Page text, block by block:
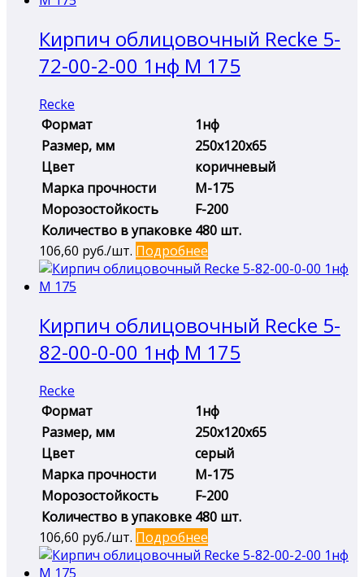
Кирпич облицовочный Recke 5-
72-00-2-00 1нф М 175
Recke
Формат
1нф
Размер, мм
250х120х65
Цвет
коричневый
Марка прочности
М-175
Морозостойкость
F-200
Количество в упаковке 480 шт.
106,60 руб./шт. Подробнее
Кирпич облицовочный Recke 5-
82-00-0-00 1нф М 175
Recke
Формат
1нф
Размер, мм
250х120х65
Цвет
серый
Марка прочности
М-175
Морозостойкость
F-200
Количество в упаковке 480 шт.
106,60 руб./шт. Подробнее